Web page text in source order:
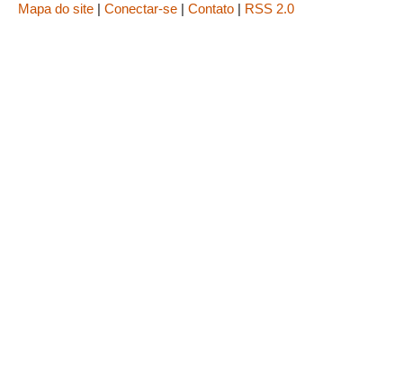
Mapa do site | Conectar-se | Contato | RSS 2.0